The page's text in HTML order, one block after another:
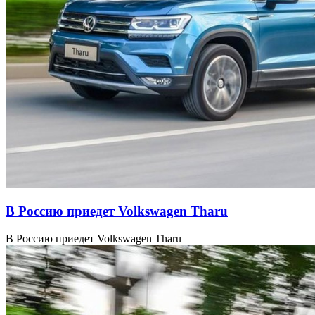
В Россию приедет Volkswagen Tharu
В Россию приедет Volkswagen Tharu